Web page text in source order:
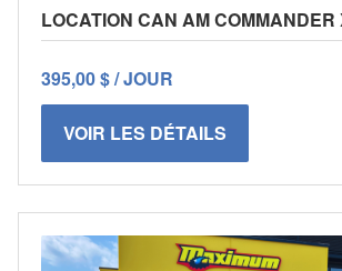
LOCATION CAN AM COMMANDER
395,00 $ / JOUR
VOIR LES DÉTAILS